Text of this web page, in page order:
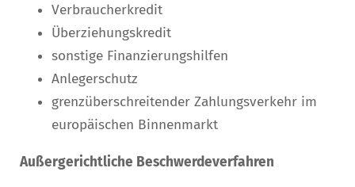
Verbraucherkredit
Überziehungskredit
sonstige Finanzierungshilfen
Anlegerschutz
grenzüberschreitender Zahlungsverkehr im
europäischen Binnenmarkt
Außergerichtliche Beschwerdeverfahren